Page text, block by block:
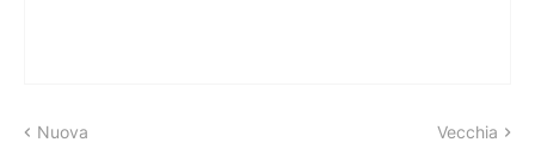
Nuova Vecchia